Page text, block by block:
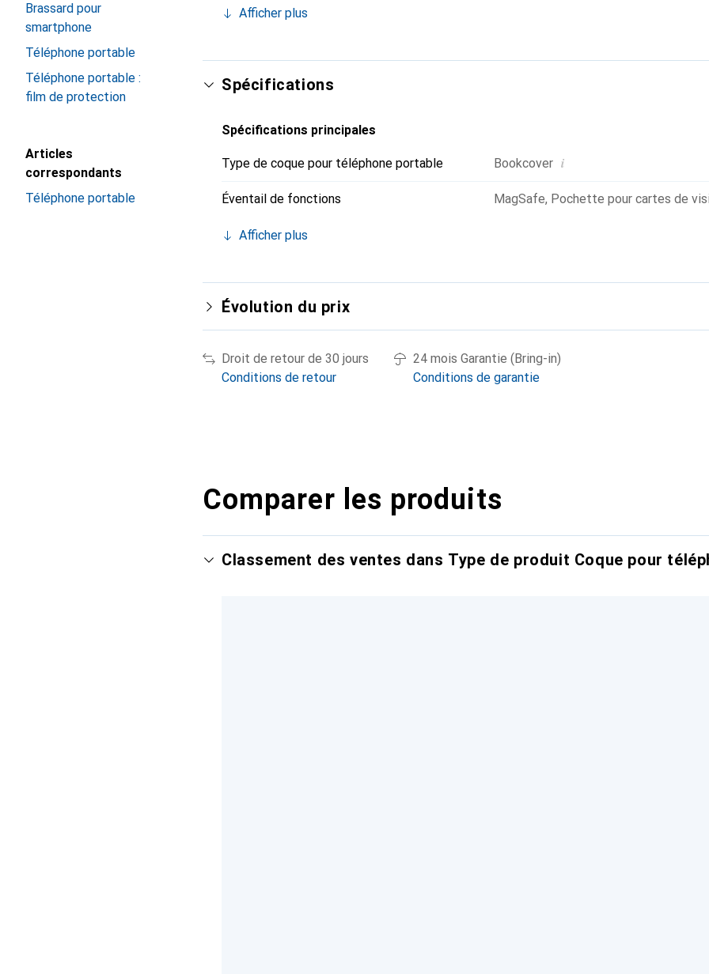
Brassard pour
smartphone
Téléphone portable
Téléphone portable :
film de protection
Articles
correspondants
Téléphone portable
de haute qualité et est un choix fiable pour une clientèle exigeante.
Afficher plus
Spécifications
Spécifications principales
Type de coque pour téléphone portable Bookcover i
Éventail de fonctions MagSafe, Pochette pour cartes de
Afficher plus
Évolution du prix
Droit de retour de 30 jours
Conditions de retour
24 mois Garantie (Bring-in)
Conditions de garantie
Comparer les produits
Classement des ventes dans Type de produit Coque pour